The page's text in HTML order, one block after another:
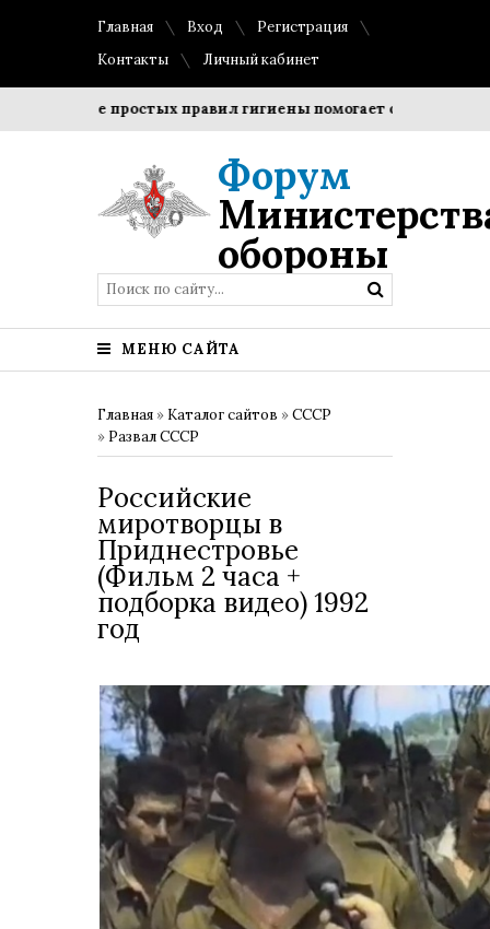
Главная Вход
Регистрация
Контакты
Личный кабинет
простых правил гигиены помогает сохранить
Форум
обороны
МЕНЮ САЙТА
Главная » Каталог сайтов »СССР
» Развал СССР
Российские
миротворцы в
Приднестровье
(Фильм 2 часа +
подборка видео) 1992
год